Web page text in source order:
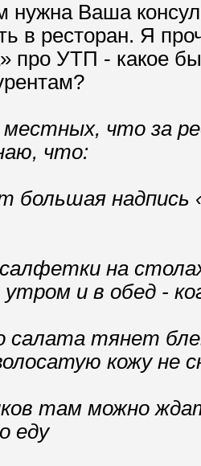
нужна Ваша
в ресторан. Я
про УТП - какое
что за
что:
большая
на
утром и в обед -
салата тянет
кожу
там можно
еду